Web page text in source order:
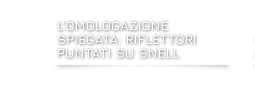
L’OMOLOGAZIONE
SPIEGATA: RIFLETTORI
PUNTATI SU SNELL